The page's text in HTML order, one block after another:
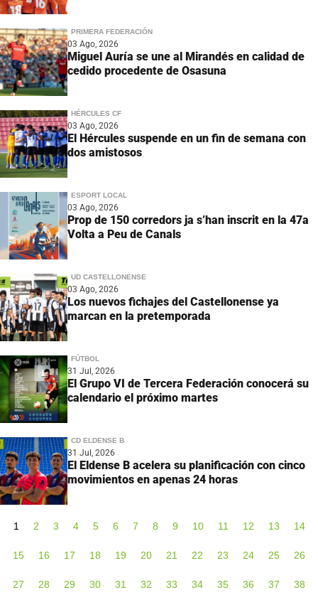
PRIMERA FEDERACIÓN
03 Ago, 2026
Miguel Auría se une al Mirandés en calidad de
cedido procedente de Osasuna
HÉRCULES CF
03 Ago, 2026
El Hércules suspende en un fin de semana con
dos amistosos
ESPORT LOCAL
03 Ago, 2026
Prop de 150 corredors ja s’han inscrit en la 47a
Volta a Peu de Canals
UD CASTELLONENSE
03 Ago, 2026
Los nuevos fichajes del Castellonense ya
marcan en la pretemporada
FÚTBOL
31 Jul, 2026
El Grupo VI de Tercera Federación conocerá su
calendario el próximo martes
CD ELDENSE B
31 Jul, 2026
El Eldense B acelera su planificación con cinco
movimientos en apenas 24 horas
1 2 3 4 5 6 7 8 9 10 11 12 13 14
15 16 17 18 19 20 21 22 23 24 25 26
27 28 29 30 31 32 33 34 35 36 37 38